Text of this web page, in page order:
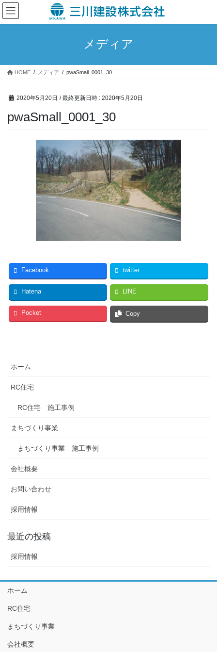
コ
ン
テ
ス
ナ
ビ
ゲ
ン
メディア
HOME メディア pwaSmall_0001_30
2020年5月20日 / 最終更新日時 : 2020年5月20日
pwaSmall_0001_30
Facebook twitter
Hatena LINE
Pocket Copy
ホーム
RC住宅
RC住宅 施工事例
まちづくり事業
まちづくり事業 施工事例
会社概要
お問い合わせ
採用情報
最近の投稿
採用情報
ホーム
RC住宅
まちづくり事業
会社概要